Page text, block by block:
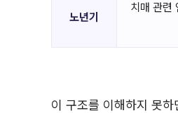
노년기
치매 관련
이 구조를 이해하지 못